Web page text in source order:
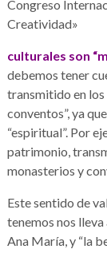
Congreso
Creatividad»
culturales son
debemos tener
transmitido en los
conventos”, ya
“espiritual”. Por
patrimonio,
monasterios y
Este sentido de
tenemos nos lleva
Ana María, y “la